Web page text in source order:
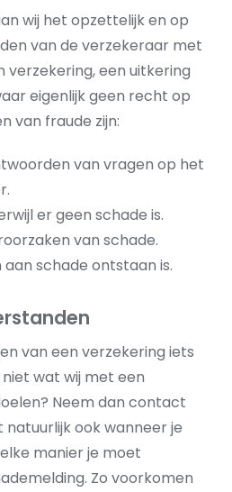
wij het opzettelijk en op
van de verzekeraar met
verzekering, een uitkering
eigenlijk geen recht op
van fraude zijn:
van vragen op het
er geen schade is.
van schade.
schade ontstaan is.
van een verzekering iets
wat wij met een
Neem dan contact
ook wanneer je
manier je moet
Zo voorkomen